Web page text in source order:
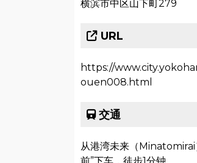
横滨市中区山下町279
URL
https://
ouen008.html
交通
从港湾未来（Minatomirai